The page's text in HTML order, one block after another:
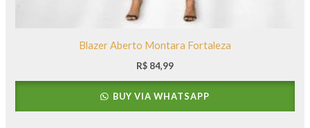
Blazer Aberto Montara Fortaleza
R$ 84,99
BUY VIA WHATSAPP